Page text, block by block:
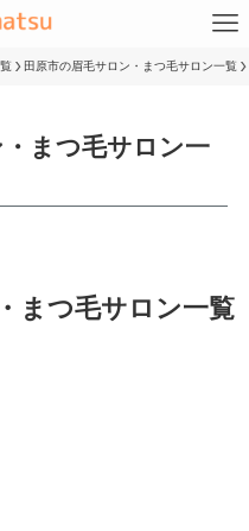
田原市の眉毛サロン・まつ毛サロン一覧
まつ毛サロン一
まつ毛サロン一覧